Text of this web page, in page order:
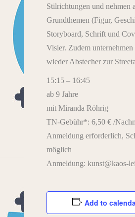
Stilrichtungen und nehmen
Grundthemen (Figur,
Storyboard, Schrift und
Visier. Zudem
wieder Abstecher zur
15:15 – 16:45
ab 9 Jahre
mit Miranda Röhrig
TN-Gebühr*: 6,50 € /
Anmeldung erforderlich,
möglich
Anmeldung: kunst@kaos-
Add to